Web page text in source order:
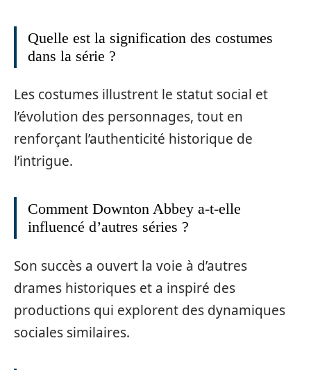
Quelle est la signification des costumes
dans la série ?
Les costumes illustrent le statut social et
l’évolution des personnages, tout en
renforçant l’authenticité historique de
l’intrigue.
Comment Downton Abbey a-t-elle
influencé d’autres séries ?
Son succès a ouvert la voie à d’autres
drames historiques et a inspiré des
productions qui explorent des dynamiques
sociales similaires.